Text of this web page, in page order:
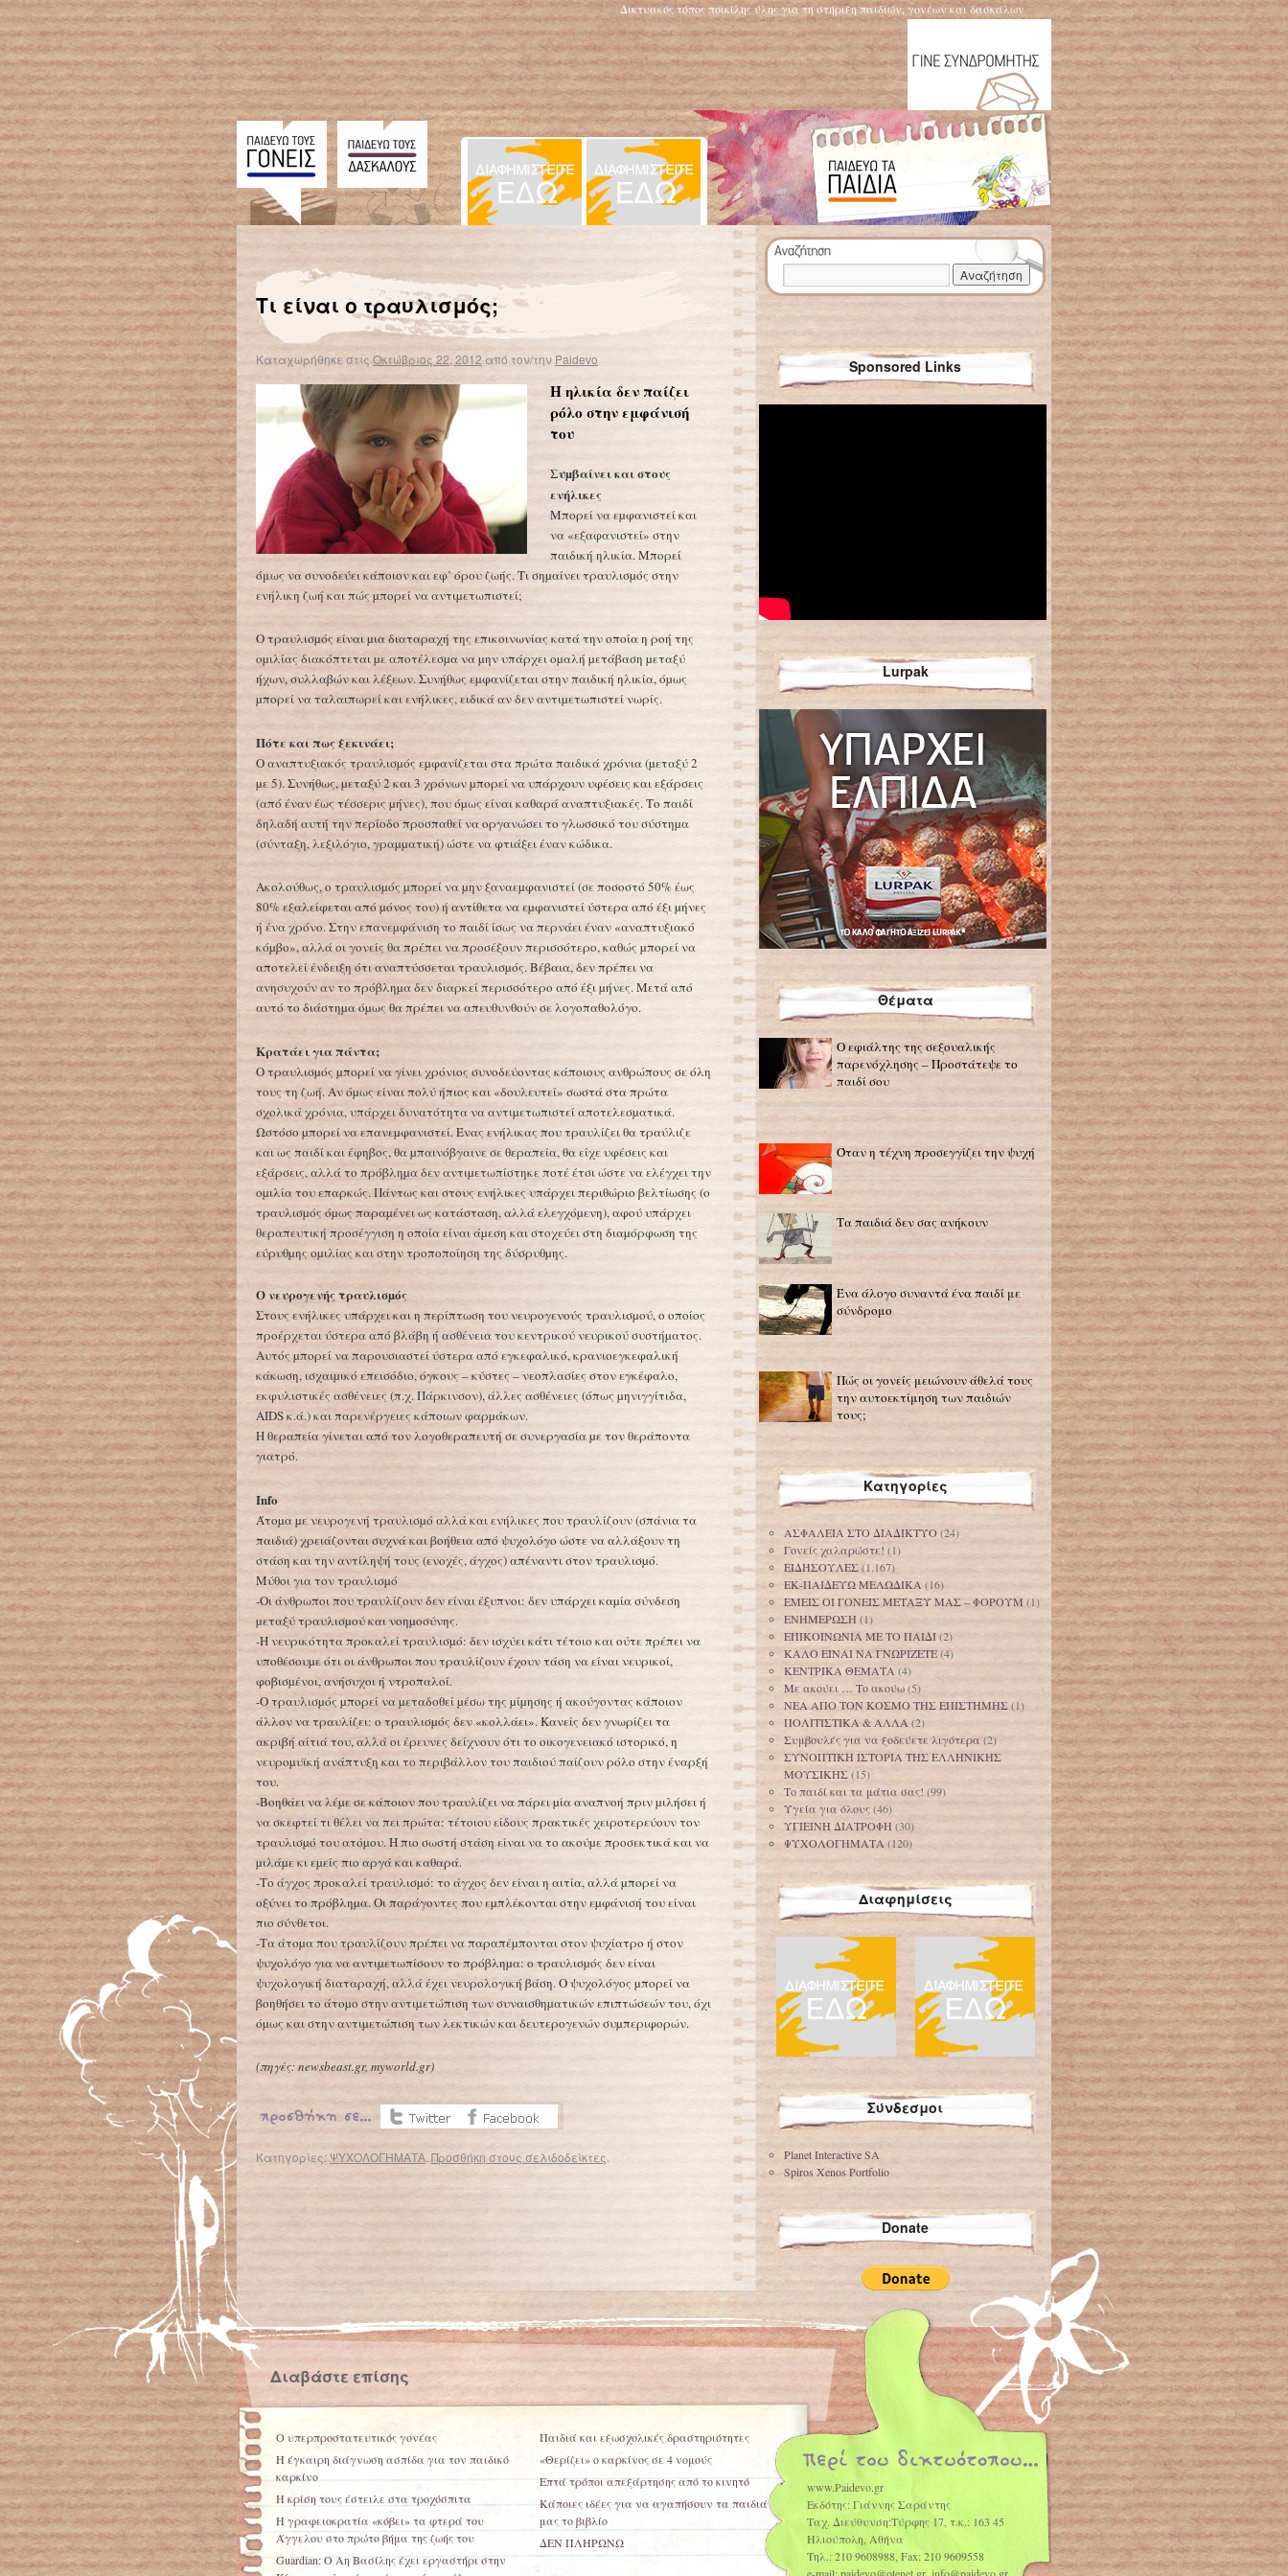
Δικτυακός τόπος ποικίλης ύλης για τη στήριξη παιδιών, γονέων και δασκάλων
← Επιστροφή στο %s
Τι είναι ο τραυλισμός;
Καταχωρήθηκε στις Οκτώβριος 22, 2012 από τον/την Paidevo
Η ηλικία δεν παίζει
ρόλο στην εμφάνισή
του
Συµβαίνει και στους
ενήλικες
Μπορεί να εµφανιστεί και
να «εξαφανιστεί» στην
παιδική ηλικία. Μπορεί
όμως να συνοδεύει κάποιον και εφ’ όρου ζωής. Τι σηµαίνει τραυλισµός στην
ενήλικη ζωή και πώς µπορεί να αντιµετωπιστεί;
Ο τραυλισµός είναι µια διαταραχή της επικοινωνίας κατά την οποία η ροή της
οµιλίας διακόπτεται µε αποτέλεσµα να µην υπάρχει οµαλή µετάβαση µεταξύ
ήχων, συλλαβών και λέξεων. Συνήθως εµφανίζεται στην παιδική ηλικία, όµως
µπορεί να ταλαιπωρεί και ενήλικες, ειδικά αν δεν αντιµετωπιστεί νωρίς.
Πότε και πως ξεκινάει;
O αναπτυξιακός τραυλισµός εµφανίζεται στα πρώτα παιδικά χρόνια (µεταξύ 2
µε 5). Συνήθως, µεταξύ 2 και 3 χρόνων µπορεί να υπάρχουν υφέσεις και εξάρσεις
(από έναν έως τέσσερις µήνες), που όµως είναι καθαρά αναπτυξιακές. Το παιδί
δηλαδή αυτή την περίοδο προσπαθεί να οργανώσει το γλωσσικό του σύστηµα
(σύνταξη, λεξιλόγιο, γραµµατική) ώστε να φτιάξει έναν κώδικα.
Ακολούθως, ο τραυλισµός µπορεί να µην ξαναεµφανιστεί (σε ποσοστό 50% έως
80% εξαλείφεται από µόνος του) ή αντίθετα να εµφανιστεί ύστερα από έξι µήνες
ή ένα χρόνο. Στην επανεµφάνιση το παιδί ίσως να περνάει έναν «αναπτυξιακό
κόµβο», αλλά οι γονείς θα πρέπει να προσέξουν περισσότερο, καθώς µπορεί να
αποτελεί ένδειξη ότι αναπτύσσεται τραυλισµός. Βέβαια, δεν πρέπει να
ανησυχούν αν το πρόβληµα δεν διαρκεί περισσότερο από έξι µήνες. Μετά από
αυτό το διάστηµα όµως θα πρέπει να απευθυνθούν σε λογοπαθολόγο.
Κρατάει για πάντα;
Ο τραυλισµός µπορεί να γίνει χρόνιος συνοδεύοντας κάποιους ανθρώπους σε όλη
τους τη ζωή. Αν όµως είναι πολύ ήπιος και «δουλευτεί» σωστά στα πρώτα
σχολικά χρόνια, υπάρχει δυνατότητα να αντιµετωπιστεί αποτελεσµατικά.
Ωστόσο µπορεί να επανεµφανιστεί. Ένας ενήλικας που τραυλίζει θα τραύλιζε
και ως παιδί και έφηβος, θα µπαινόβγαινε σε θεραπεία, θα είχε υφέσεις και
εξάρσεις, αλλά το πρόβληµα δεν αντιµετωπίστηκε ποτέ έτσι ώστε να ελέγχει την
οµιλία του επαρκώς. Πάντως και στους ενήλικες υπάρχει περιθώριο βελτίωσης (ο
τραυλισµός όµως παραµένει ως κατάσταση, αλλά ελεγχόµενη), αφού υπάρχει
θεραπευτική προσέγγιση η οποία είναι άµεση και στοχεύει στη διαµόρφωση της
εύρυθµης οµιλίας και στην τροποποίηση της δύσρυθµης.
Ο νευρογενής τραυλισµός
Στους ενήλικες υπάρχει και η περίπτωση του νευρογενούς τραυλισµού, ο οποίος
προέρχεται ύστερα από βλάβη ή ασθένεια του κεντρικού νευρικού συστήµατος.
Αυτός µπορεί να παρουσιαστεί ύστερα από εγκεφαλικό, κρανιοεγκεφαλική
κάκωση, ισχαιµικό επεισόδιο, όγκους – κύστες – νεοπλασίες στον εγκέφαλο,
εκφυλιστικές ασθένειες (π.χ. Πάρκινσον), άλλες ασθένειες (όπως µηνιγγίτιδα,
AIDS κ.ά.) και παρενέργειες κάποιων φαρµάκων.
Η θεραπεία γίνεται από τον λογοθεραπευτή σε συνεργασία µε τον θεράποντα
γιατρό.
Info
Άτοµα µε νευρογενή τραυλισµό αλλά και ενήλικες που τραυλίζουν (σπάνια τα
παιδιά) χρειάζονται συχνά και βοήθεια από ψυχολόγο ώστε να αλλάξουν τη
στάση και την αντίληψή τους (ενοχές, άγχος) απέναντι στον τραυλισµό.
Μύθοι για τον τραυλισµό
-Οι άνθρωποι που τραυλίζουν δεν είναι έξυπνοι: δεν υπάρχει καµία σύνδεση
µεταξύ τραυλισµού και νοηµοσύνης.
-Η νευρικότητα προκαλεί τραυλισµό: δεν ισχύει κάτι τέτοιο και ούτε πρέπει να
υποθέσουµε ότι οι άνθρωποι που τραυλίζουν έχουν τάση να είναι νευρικοί,
φοβισµένοι, ανήσυχοι ή ντροπαλοί.
-Ο τραυλισµός µπορεί να µεταδοθεί µέσω της µίµησης ή ακούγοντας κάποιον
άλλον να τραυλίζει: ο τραυλισµός δεν «κολλάει». Κανείς δεν γνωρίζει τα
ακριβή αίτιά του, αλλά οι έρευνες δείχνουν ότι το οικογενειακό ιστορικό, η
νευροµυϊκή ανάπτυξη και το περιβάλλον του παιδιού παίζουν ρόλο στην έναρξή
του.
-Βοηθάει να λέµε σε κάποιον που τραυλίζει να πάρει µία αναπνοή πριν µιλήσει ή
να σκεφτεί τι θέλει να πει πρώτα: τέτοιου είδους πρακτικές χειροτερεύουν τον
τραυλισµό του ατόµου. Η πιο σωστή στάση είναι να το ακούµε προσεκτικά και να
µιλάµε κι εµείς πιο αργά και καθαρά.
-Το άγχος προκαλεί τραυλισµό: το άγχος δεν είναι η αιτία, αλλά µπορεί να
οξύνει το πρόβληµα. Οι παράγοντες που εµπλέκονται στην εµφάνισή του είναι
πιο σύνθετοι.
-Τα άτοµα που τραυλίζουν πρέπει να παραπέµπονται στον ψυχίατρο ή στον
ψυχολόγο για να αντιµετωπίσουν το πρόβληµα: o τραυλισµός δεν είναι
ψυχολογική διαταραχή, αλλά έχει νευρολογική βάση. Ο ψυχολόγος µπορεί να
βοηθήσει το άτοµο στην αντιµετώπιση των συναισθηµατικών επιπτώσεών του, όχι
όµως και στην αντιµετώπιση των λεκτικών και δευτερογενών συµπεριφορών.
(πηγές:newsbeast.gr, myworld.gr)
Κατηγορίες: ΨΥΧΟΛΟΓΗΜΑΤΑ. Προσθήκη στους σελιδοδείκτες.
Sponsored Links
Lurpak
Θέματα
Ο εφιάλτης της σεξουαλικής
παρενόχλησης – Προστάτεψε το
παιδί σου
Όταν η τέχνη προσεγγίζει την ψυχή
Τα παιδιά δεν σας ανήκουν
Ένα άλογο συναντά ένα παιδί με
σύνδρομο
Πώς οι γονείς μειώνουν άθελά τους
την αυτοεκτίμηση των παιδιών
τους;
Κατηγορίες
ΑΣΦΑΛΕΙΑ ΣΤΟ ΔΙΑΔΙΚΤΥΟ(24)
Γονείς χαλαρώστε! (1)
ΕΙΔΗΣΟΥΛΕΣ(1.167)
ΕΚ-ΠΑΙΔΕΥΩ ΜΕΛΩΔΙΚΑ (16)
ΕΜΕΙΣ ΟΙ ΓΟΝΕΙΣ ΜΕΤΑΞΥ ΜΑΣ – ΦΟΡΟΥΜ (1)
ΕΝΗΜΕΡΩΣΗ (1)
ΕΠΙΚΟΙΝΩΝΙΑ ΜΕ ΤΟ ΠΑΙΔΙ(2)
ΚΑΛΟ ΕΙΝΑΙ ΝΑ ΓΝΩΡΙΖΕΤΕ(4)
ΚΕΝΤΡΙΚΑ ΘΕΜΑΤΑ (4)
Με ακούει … Το ακούω(5)
ΝΕΑ ΑΠΟ ΤΟΝ ΚΟΣΜΟ ΤΗΣ ΕΠΙΣΤΗΜΗΣ(1)
ΠΟΛΙΤΙΣΤΙΚΑ & ΑΛΛΑ (2)
Συμβουλές για να ξοδεύετε λιγότερα (2)
ΣΥΝΟΠΤΙΚΗ ΙΣΤΟΡΙΑ ΤΗΣ ΕΛΛΗΝΙΚΗΣ
ΜΟΥΣΙΚΗΣ(15)
Το παιδί και τα μάτια σας! (99)
Υγεία για όλους(46)
ΥΓΙΕΙΝΗ ΔΙΑΤΡΟΦΗ (30)
ΨΥΧΟΛΟΓΗΜΑΤΑ (120)
Διαφημίσεις
Σύνδεσμοι
Planet Interactive SA
Spiros Xenos Portfolio
Donate
Διαβάστε επίσης
Ο υπερπροστατευτικός γονέας
Η έγκαιρη διάγνωση ασπίδα για τον παιδικό
καρκίνο
Η κρίση τους έστειλε στα τροχόσπιτα
Η γραφειοκρατία «κόβει» τα φτερά του
Άγγελου στο πρώτο βήμα της ζωής του
Guardian: Ο Αη Βασίλης έχει εργαστήρι στην
Παιδιά και εξωσχολικές δραστηριότητες
«Θερίζει» ο καρκίνος σε 4 νομούς
Επτά τρόποι απεξάρτησης από το κινητό
Κάποιες ιδέες για να αγαπήσουν τα παιδιά
μας το βιβλίο
ΔΕΝ ΠΛΗΡΩΝΩ
www.Paidevo.gr
Εκδότης: Γιάννης Σαράντης
Ταχ. Διεύθυνση:Τύρφης 17, τ.κ.: 163 45
Ηλιούπολη, Αθήνα
Τηλ.: 210 9608988, Fax: 210 9609558